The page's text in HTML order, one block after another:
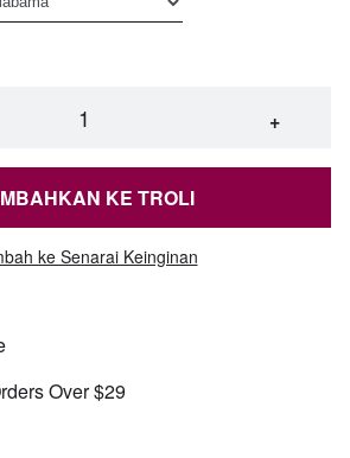
+
KE TROLI
ke Senarai Keinginan
Over $29